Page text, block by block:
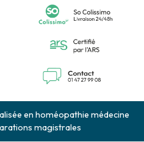
en homéopathie médecine
magistrales